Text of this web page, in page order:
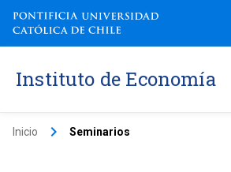
Instituto de Economía
Inicio keyboard_arrow_right Seminarios